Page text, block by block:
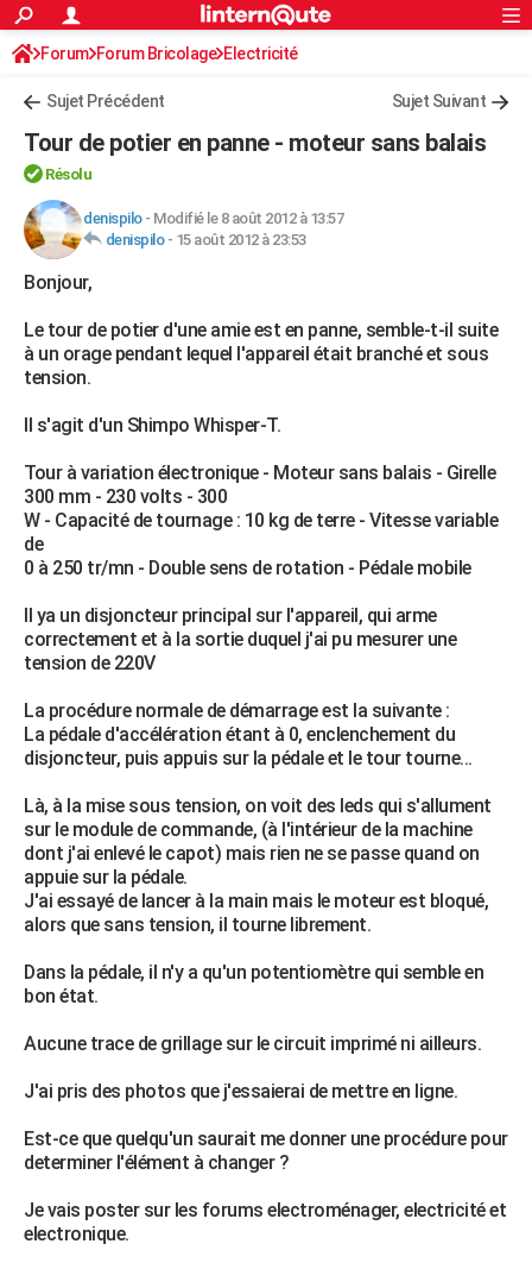
ACTUALITÉS
Politique
Société
Faits Divers
Education
Monde
Villes
+
Programme TV
TNTStreaming
Cinéma
Sorties cinéma
Musique
+FINANCE
Retraite
Impôts
Epargne
Immobilier
Risques naturels par ville
Banque
Assurance
Crédit
AUTO
Essais
Réserver un essai
Citadines
Berlines
SUV
Forum auto
BRICOLAGE
Forum
Aménagement intérieur
Extérieur
Cuisine
Salle de bains
Jardinage
Rangement
WEEK-END
LIFESTYLE
SANTE
Alimentation
Guide de la santé
Maladies
Médicaments
Sommeil
VOYAGE
Destinations
City break
Voyage nature
Voyage de noces
Forum
Climat
+PHOTO
GUIDES D'ACHAT
BONS PLANS
CARTE DE VOEUX
Carte de Noël
Carte Bonne année
Carte Saint-Valentin
Carte Pâques
Carte d'anniversaire
DICTIONNAIRE
Dictionnaire
Biographies
Citations
Expressions
Proverbes
PROGRAMME TV
COPAINS D'AVANT
S'inscrire
Se connecter
Lycées
Collèges
Primaires
Universités
Entreprises
Service militaire
Avis de recherche
AVIS DE DÉCÈS
Bricolage
Lifestyle
Culture
Sport
Auto
Television
Voyage
Cinema
S'inscrire
Connexion
Forum Forum Bricolage Electricité
Sujet Précédent Sujet Suivant
Tour de potier en panne - moteur sans balais
Résolu
denispilo- Modifié le 8 août 2012 à 13:57
denispilo- 15 août 2012 à 23:53
Bonjour,
Le tour de potier d'une amie est en panne, semble-t-il suite
à un orage pendant lequel l'appareil était branché et sous
tension.
Il s'agit d'un Shimpo Whisper-T.
Tour à variation électronique - Moteur sans balais - Girelle
300 mm - 230 volts - 300
W - Capacité de tournage : 10 kg de terre - Vitesse variable
de
0 à 250 tr/mn - Double sens de rotation - Pédale mobile
Il ya un disjoncteur principal sur l'appareil, qui arme
correctement et à la sortie duquel j'ai pu mesurer une
tension de 220V
La procédure normale de démarrage est la suivante :
La pédale d'accélération étant à 0, enclenchement du
disjoncteur, puis appuis sur la pédale et le tour tourne...
Là, à la mise sous tension, on voit des leds qui s'allument
sur le module de commande, (à l'intérieur de la machine
dont j'ai enlevé le capot) mais rien ne se passe quand on
appuie sur la pédale.
J'ai essayé de lancer à la main mais le moteur est bloqué,
alors que sans tension, il tourne librement.
Dans la pédale, il n'y a qu'un potentiomètre qui semble en
bon état.
Aucune trace de grillage sur le circuit imprimé ni ailleurs.
J'ai pris des photos que j'essaierai de mettre en ligne.
Est-ce que quelqu'un saurait me donner une procédure pour
determiner l'élément à changer ?
Je vais poster sur les forums electroménager, electricité et
electronique.